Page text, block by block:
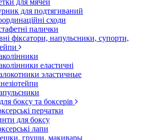
для мячей
для подтягиваний
сходи
палички
фіксатори, напульсники, супорти,
еластичні
эластичные
боксу та боксерів
перчатки
для боксу
лапи
груши, макивары